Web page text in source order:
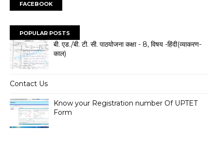
FACEBOOK
POPULAR POSTS
बी. एड./बी. टी. सी. पाठयोजना कक्षा - 8, विषय -हिंदी(व्याकरण-
काल)
Contact Us
Know your Registration number Of UPTET
Form